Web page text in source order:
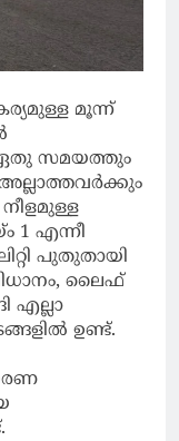
മൂന്ന്
സമയത്തും
നീളമുള്ള
1 എന്നീ
പുതുതായി
ലൈഫ്
എല്ലാ
ഉണ്ട്.